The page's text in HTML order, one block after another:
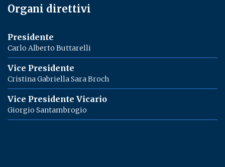
Organi direttivi
Presidente
Carlo Alberto Buttarelli
Vice Presidente
Cristina Gabriella Sara Broch
Vice Presidente Vicario
Giorgio Santambrogio